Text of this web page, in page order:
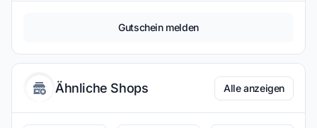
Gutschein melden
Ähnliche Shops Alle anzeigen